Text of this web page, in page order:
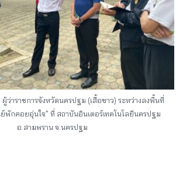
ว่าราชการจังหวัดนครปฐม (เสื้อขาว) ระหว่างลงพื้นที่
พักคอยอุ่นใจ” ที่ สถาบันอินเตอร์เทคโนโลยีนครปฐม
อ.สามพราน จ.นครปฐม